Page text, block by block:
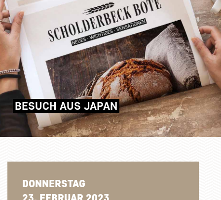
BESUCH AUS JAPAN
DONNERSTAG